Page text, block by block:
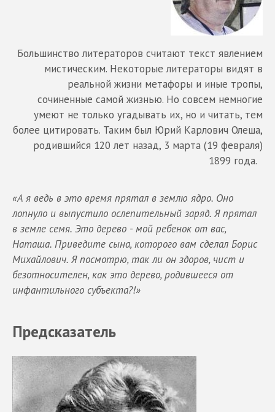
Большинство литераторов считают текст явлением
мистическим. Некоторые литераторы видят в
реальной жизни метафоры и иные тропы,
сочиненные самой жизнью. Но совсем немногие
умеют не только угадывать их, но и читать, тем
более цитировать. Таким был Юрий Карлович Олеша,
родившийся 120 лет назад, 3 марта (19 февраля)
1899 года.
«А я ведь в это время прятал в землю ядро. Оно
лопнуло и выпустило ослепительный заряд. Я прятал
в земле семя. Это дерево - мой ребенок от вас,
Наташа. Приведите сына, которого вам сделал Борис
Михайлович. Я посмотрю, так ли он здоров, чист и
безотносителен, как это дерево, родившееся от
инфантильного субъекта?!»
Предсказатель